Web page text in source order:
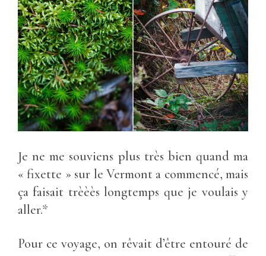
Je ne me souviens plus très bien quand ma
« fixette » sur le Vermont a commencé, mais
ça faisait trèèès longtemps que je voulais y
aller.*
Pour ce voyage, on rêvait d’être entouré de